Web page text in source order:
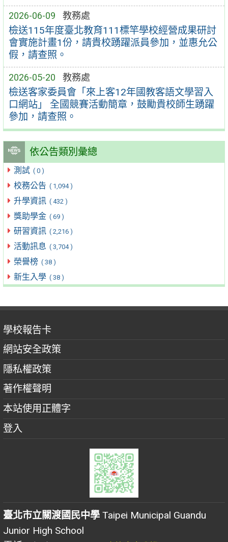
2026-06-09 教務處
檢送115年度臺北教育111標竿學校經營成果研討
會實施計畫1份，請貴校踴躍派員參加，並惠允公
假，請查照。
2026-05-20 教務處
檢送客家委員會「來上客12年國教客語文學習入
口網站」 全國競賽活動簡章，鼓勵貴校師生踴躍
參加，請查照。
依公告類別彙總
測試 ( 0 )
校務公告 ( 1,094 )
升學資訊 ( 432 )
獎助學金 ( 69 )
研習資訊 ( 2,216 )
活動訊息 ( 3,704 )
榮譽榜 ( 38 )
新生入學 ( 38 )
學校報告卡
網站安全政策
隱私權政策
著作權聲明
本站使用正體字
登入
臺北市立關渡國民中學 Taipei Municipal Guandu
Junior High School